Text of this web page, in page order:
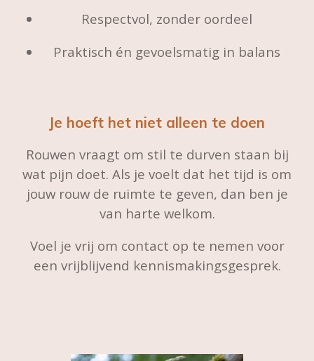
Respectvol, zonder oordeel
Praktisch én gevoelsmatig in balans
Je hoeft het niet alleen te doen
Rouwen vraagt om stil te durven staan bij
wat pijn doet. Als je voelt dat het tijd is om
jouw rouw de ruimte te geven, dan ben je
van harte welkom.
Voel je vrij om contact op te nemen voor
een vrijblijvend kennismakingsgesprek.